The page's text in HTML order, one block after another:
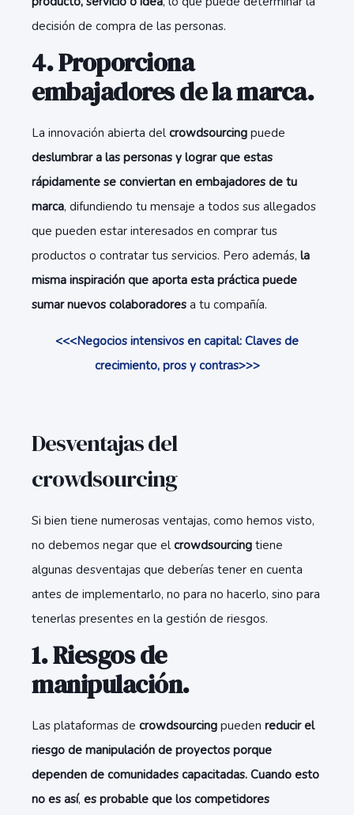
decisión de compra de las personas.
4. Proporciona
embajadores de la marca.
La innovación abierta del crowdsourcing puede
deslumbrar a las personas y lograr que estas
rápidamente se conviertan en embajadores de tu
marca, difundiendo tu mensaje a todos sus allegados
que pueden estar interesados en comprar tus
productos o contratar tus servicios. Pero además, la
misma inspiración que aporta esta práctica puede
sumar nuevos colaboradores a tu compañía.
<<<Negocios intensivos en capital: Claves de
crecimiento, pros y contras>>>
Desventajas del
crowdsourcing
Si bien tiene numerosas ventajas, como hemos visto,
no debemos negar que el crowdsourcing tiene
algunas desventajas que deberías tener en cuenta
antes de implementarlo, no para no hacerlo, sino para
tenerlas presentes en la gestión de riesgos.
1. Riesgos de
manipulación.
Las plataformas de crowdsourcing pueden reducir el
riesgo de manipulación de proyectos porque
dependen de comunidades capacitadas. Cuando esto
no es así, es probable que los competidores